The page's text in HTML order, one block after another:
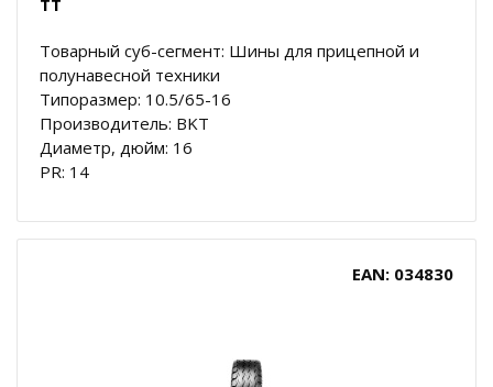
Товарный суб-сегмент: Шины для прицепной и
полунавесной техники
Типоразмер: 10.5/65-16
Производитель: BKT
Диаметр, дюйм: 16
PR: 14
EAN: 034830